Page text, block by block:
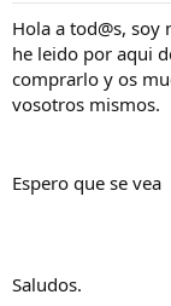
Hola a tod@s,
he leido por aqui
comprarlo y os
vosotros mismos.
Espero que se vea
Saludos.